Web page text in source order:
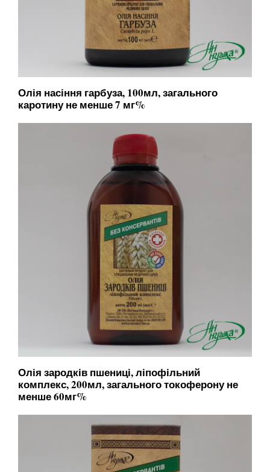
Олія насіння гарбуза, 100мл, загального
каротину не менше 7 мг%
Олія зародків пшениці, ліпофільний
комплекс, 200мл, загального токоферону не
менше 60мг%